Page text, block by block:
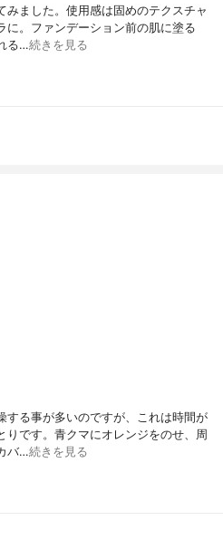
みました。使用感は固めのテクスチャ
に。ファンデーション前の肌に塗る
る…続きを見る
する事が多いのですが、これは時間が
りです。青クマにオレンジをのせ、周
バ…続きを見る